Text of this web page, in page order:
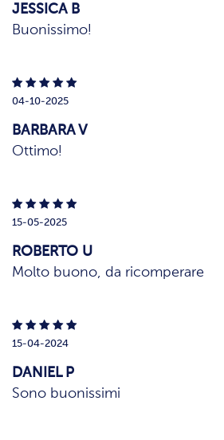
JESSICA B
Buonissimo!
04-10-2025
BARBARA V
Ottimo!
15-05-2025
ROBERTO U
Molto buono, da ricomperare
15-04-2024
DANIEL P
Sono buonissimi